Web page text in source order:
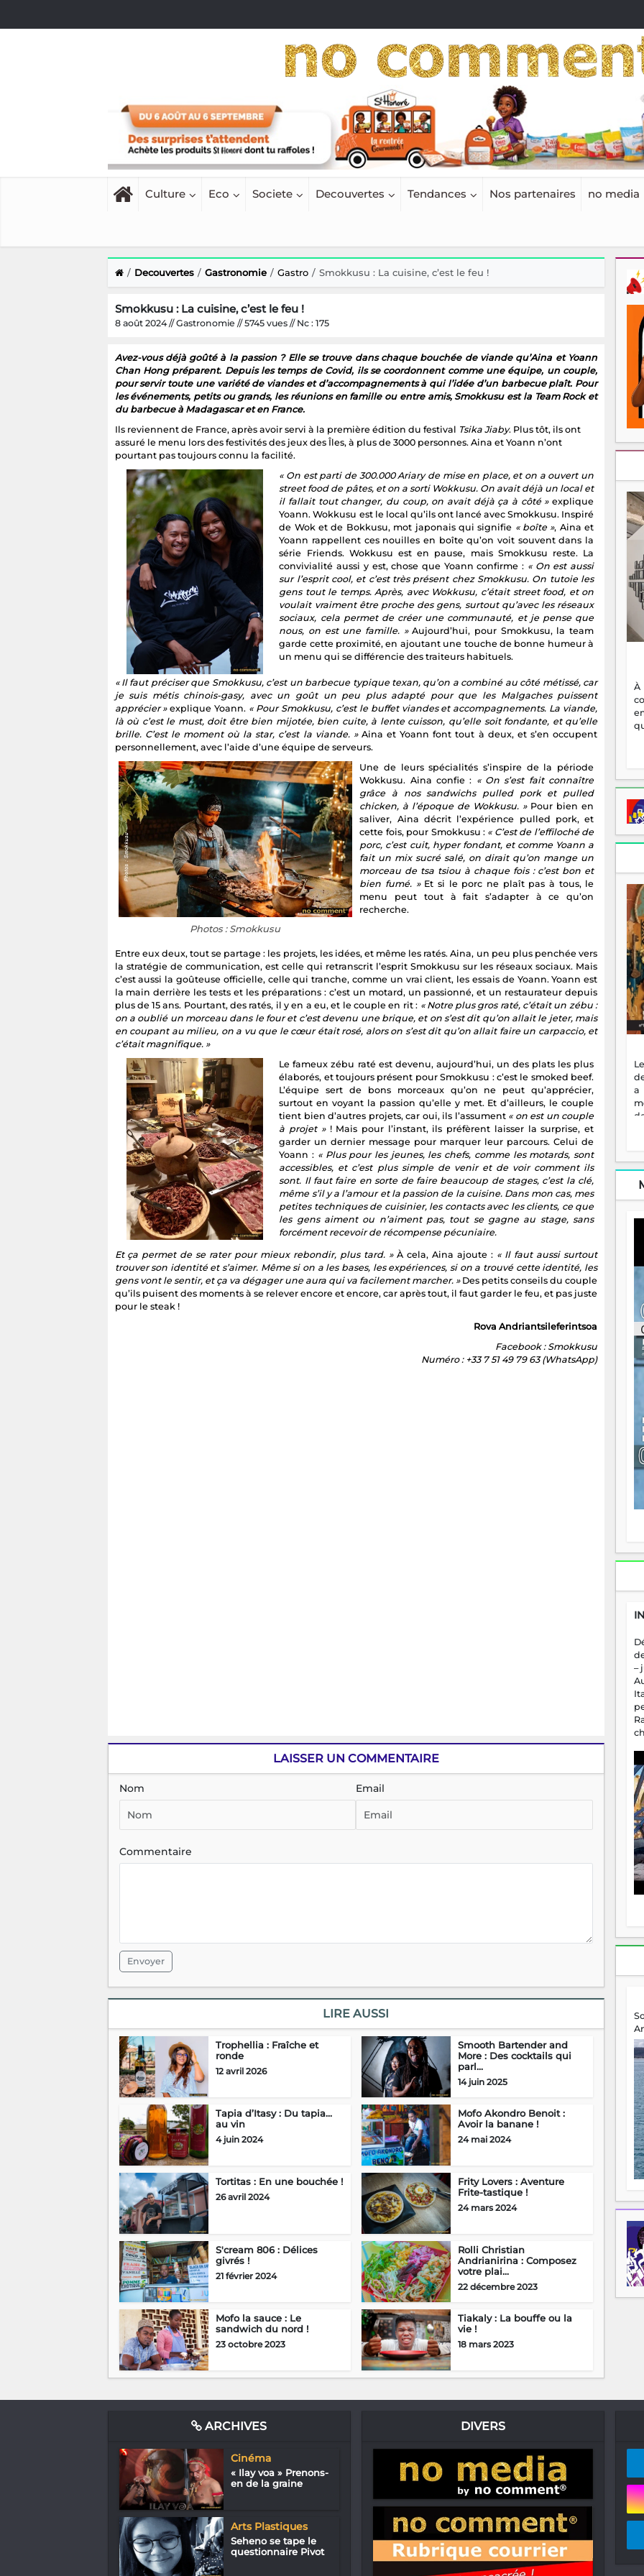
Culture Eco Societe Decouvertes Tendances Nos partenaires no media
Decouvertes Gastronomie Gastro Smokkusu : La cuisine, c’est le feu !
Smokkusu : La cuisine, c’est le feu !
8 août 2024 // Gastronomie // 5745 vues // Nc : 175
Avez-vous déjà goûté à la passion ? Elle se trouve dans chaque bouchée de viande qu’Aina et Yoann
Chan Hong préparent. Depuis les temps de Covid, ils se coordonnent comme une équipe, un couple,
pour servir toute une variété de viandes et d’accompagnements à qui l’idée d’un barbecue plaît. Pour
les événements, petits ou grands, les réunions en famille ou entre amis, Smokkusu est la Team Rock et
du barbecue à Madagascar et en France.
Ils reviennent de France, après avoir servi à la première édition du festival Tsika Jiaby. Plus tôt, ils ont
assuré le menu lors des festivités des jeux des Îles, à plus de 3000 personnes. Aina et Yoann n’ont
pourtant pas toujours connu la facilité.
« On est parti de 300.000 Ariary de mise en place, et on a ouvert un
street food de pâtes, et on a sorti Wokkusu. On avait déjà un local et
il fallait tout changer, du coup, on avait déjà ça à côté »explique
Yoann. Wokkusu est le local qu’ils ont lancé avec Smokkusu. Inspiré
de Wok et de Bokkusu, mot japonais qui signifie « boîte », Aina et
Yoann rappellent ces nouilles en boîte qu’on voit souvent dans la
série Friends. Wokkusu est en pause, mais Smokkusu reste. La
convivialité aussi y est, chose que Yoann confirme : « On est aussi
sur l’esprit cool, et c’est très présent chez Smokkusu. On tutoie les
gens tout le temps. Après, avec Wokkusu, c’était street food, et on
voulait vraiment être proche des gens, surtout qu’avec les réseaux
sociaux, cela permet de créer une communauté, et je pense que
nous, on est une famille. »Aujourd’hui, pour Smokkusu, la team
garde cette proximité, en ajoutant une touche de bonne humeur à
un menu qui se différencie des traiteurs habituels.
« Il faut préciser que Smokkusu, c’est un barbecue typique texan, qu’on a combiné au côté métissé, car
je suis métis chinois-gasy, avec un goût un peu plus adapté pour que les Malgaches puissent
apprécier »explique Yoann. « Pour Smokkusu, c’est le buffet viandes et accompagnements. La viande,
là où c’est le must, doit être bien mijotée, bien cuite, à lente cuisson, qu’elle soit fondante, et qu’elle
brille. C’est le moment où la star, c’est la viande. »Aina et Yoann font tout à deux, et s’en occupent
personnellement, avec l’aide d’une équipe de serveurs.
Photos : Smokkusu
Une de leurs spécialités s’inspire de la période
Wokkusu. Aina confie : « On s’est fait connaître
grâce à nos sandwichs pulled pork et pulled
chicken, à l’époque de Wokkusu. »Pour bien en
saliver, Aina décrit l’expérience pulled pork, et
cette fois, pour Smokkusu : « C’est de l’effiloché de
porc, c’est cuit, hyper fondant, et comme Yoann a
fait un mix sucré salé, on dirait qu’on mange un
morceau de tsa tsiou à chaque fois : c’est bon et
bien fumé. »Et si le porc ne plaît pas à tous, le
menu peut tout à fait s’adapter à ce qu’on
recherche.
Entre eux deux, tout se partage : les projets, les idées, et même les ratés. Aina, un peu plus penchée vers
la stratégie de communication, est celle qui retranscrit l’esprit Smokkusu sur les réseaux sociaux. Mais
c’est aussi la goûteuse officielle, celle qui tranche, comme un vrai client, les essais de Yoann. Yoann est
la main derrière les tests et les préparations : c’est un motard, un passionné, et un restaurateur depuis
plus de 15 ans. Pourtant, des ratés, il y en a eu, et le couple en rit : « Notre plus gros raté, c’était un zébu :
on a oublié un morceau dans le four et c’est devenu une brique, et on s’est dit qu’on allait le jeter, mais
en coupant au milieu, on a vu que le cœur était rosé, alors on s’est dit qu’on allait faire un carpaccio, et
c’était magnifique. »
Le fameux zébu raté est devenu, aujourd’hui, un des plats les plus
élaborés, et toujours présent pour Smokkusu : c’est le smoked beef.
L’équipe sert de bons morceaux qu’on ne peut qu’apprécier,
surtout en voyant la passion qu’elle y met. Et d’ailleurs, le couple
tient bien d’autres projets, car oui, ils l’assument « on est un couple
à projet »! Mais pour l’instant, ils préfèrent laisser la surprise, et
garder un dernier message pour marquer leur parcours. Celui de
Yoann : « Plus pour les jeunes, les chefs, comme les motards, sont
accessibles, et c’est plus simple de venir et de voir comment ils
sont. Il faut faire en sorte de faire beaucoup de stages, c’est la clé,
même s’il y a l’amour et la passion de la cuisine. Dans mon cas, mes
petites techniques de cuisinier, les contacts avec les clients, ce que
les gens aiment ou n’aiment pas, tout se gagne au stage, sans
forcément recevoir de récompense pécuniaire.
Et ça permet de se rater pour mieux rebondir, plus tard. »À cela, Aina ajoute : « Il faut aussi surtout
trouver son identité et s’aimer. Même si on a les bases, les expériences, si on a trouvé cette identité, les
gens vont le sentir, et ça va dégager une aura qui va facilement marcher. »Des petits conseils du couple
qu’ils puisent des moments à se relever encore et encore, car après tout, il faut garder le feu, et pas juste
pour le steak !
Rova Andriantsileferintsoa
Facebook : Smokkusu
Numéro : +33 7 51 49 79 63 (WhatsApp)
LAISSER UN COMMENTAIRE
Nom Email
Commentaire
Envoyer
LIRE AUSSI
Trophellia : Fraîche et
ronde
12 avril 2026
Smooth Bartender and
More : Des cocktails qui
parl...
14 juin 2025
Tapia d’Itasy : Du tapia...
au vin
4 juin 2024
Mofo Akondro Benoit :
Avoir la banane !
24 mai 2024
Tortitas : En une bouchée !
26 avril 2024
Frity Lovers : Aventure
Frite-tastique !
24 mars 2024
S'cream 806 : Délices
givrés !
21 février 2024
Rolli Christian
Andrianirina : Composez
votre plai...
22 décembre 2023
Mofo la sauce : Le
sandwich du nord !
23 octobre 2023
Tiakaly : La bouffe ou la
vie !
18 mars 2023
a
–
ARCHIVES
Cinéma
« Ilay voa » Prenons-
en de la graine
Arts Plastiques
Seheno se tape le
questionnaire Pivot
DIVERS